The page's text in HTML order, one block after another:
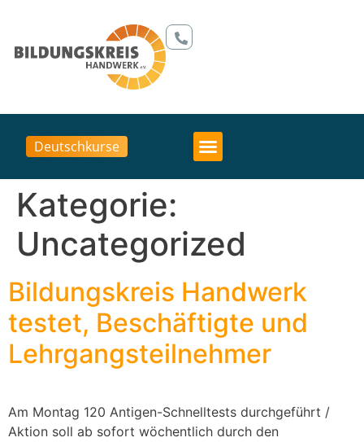
Deutschkurse
Kategorie:
Uncategorized
Bildungskreis Handwerk
testet, Beschäftigte und
Lehrgangsteilnehmer
Am Montag 120 Antigen-Schnelltests durchgeführt /
Aktion soll ab sofort wöchentlich durch den